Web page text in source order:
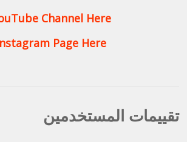
Channel Here
Page Here
تقييمات المستخدمين